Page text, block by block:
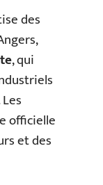
des
, qui
officielle
et des